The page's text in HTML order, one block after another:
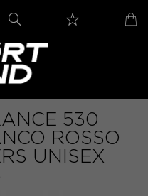
530
ROSSO
UNISEX